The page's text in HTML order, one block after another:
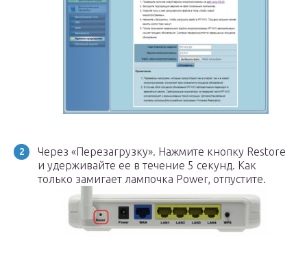
Через «Перезагрузку». Нажмите кнопку Restore
и удерживайте ее в течение 5 секунд. Как
только замигает лампочка Power, отпустите.